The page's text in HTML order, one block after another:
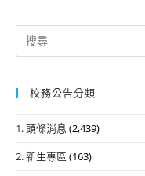
Search
for:
校務公告分類
1. 頭條消息 (2,439)
2. 新生專區 (163)